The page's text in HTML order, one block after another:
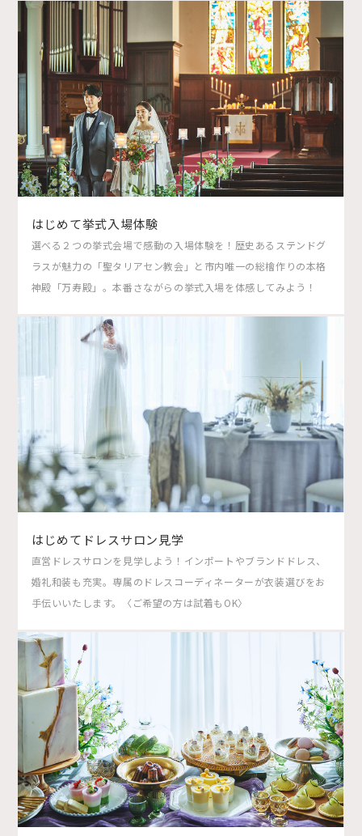
はじめて挙式入場体験
選べる２つの挙式会場で感動の入場体験を！歴史あるステンドグ
ラスが魅力の「聖タリアセン教会」と市内唯一の総檜作りの本格
神殿「万寿殿」。本番さながらの挙式入場を体感してみよう！
はじめてドレスサロン見学
直営ドレスサロンを見学しよう！インポートやブランドドレス、
婚礼和装も充実。専属のドレスコーディネーターが衣装選びをお
手伝いいたします。〈ご希望の方は試着もOK〉